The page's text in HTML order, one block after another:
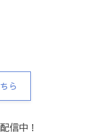
ら
信中！